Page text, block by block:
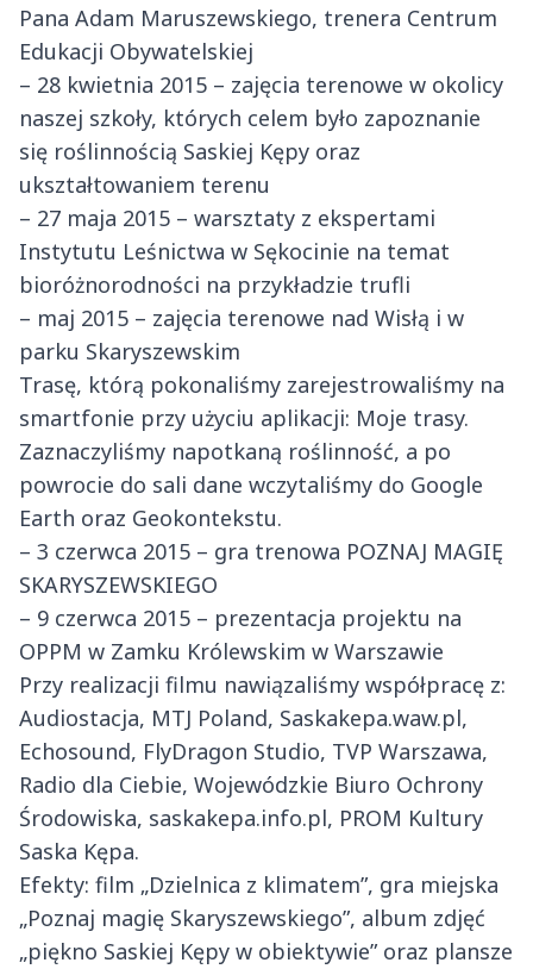
Pana Adam Maruszewskiego, trenera Centrum
Edukacji Obywatelskiej
– 28 kwietnia 2015 – zajęcia terenowe w okolicy
naszej szkoły, których celem było zapoznanie
się roślinnością Saskiej Kępy oraz
ukształtowaniem terenu
– 27 maja 2015 – warsztaty z ekspertami
Instytutu Leśnictwa w Sękocinie na temat
bioróżnorodności na przykładzie trufli
– maj 2015 – zajęcia terenowe nad Wisłą i w
parku Skaryszewskim
Trasę, którą pokonaliśmy zarejestrowaliśmy na
smartfonie przy użyciu aplikacji: Moje trasy.
Zaznaczyliśmy napotkaną roślinność, a po
powrocie do sali dane wczytaliśmy do Google
Earth oraz Geokontekstu.
– 3 czerwca 2015 – gra trenowa POZNAJ MAGIĘ
SKARYSZEWSKIEGO
– 9 czerwca 2015 – prezentacja projektu na
OPPM w Zamku Królewskim w Warszawie
Przy realizacji filmu nawiązaliśmy współpracę z:
Audiostacja, MTJ Poland, Saskakepa.waw.pl,
Echosound, FlyDragon Studio, TVP Warszawa,
Radio dla Ciebie, Wojewódzkie Biuro Ochrony
Środowiska, saskakepa.info.pl, PROM Kultury
Saska Kępa.
Efekty: film „Dzielnica z klimatem”, gra miejska
„Poznaj magię Skaryszewskiego”, album zdjęć
„piękno Saskiej Kępy w obiektywie” oraz plansze